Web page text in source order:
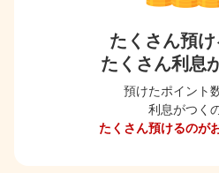
たくさん預け
たくさん利息
預けたポイント
利息がつく
たくさん預けるのが